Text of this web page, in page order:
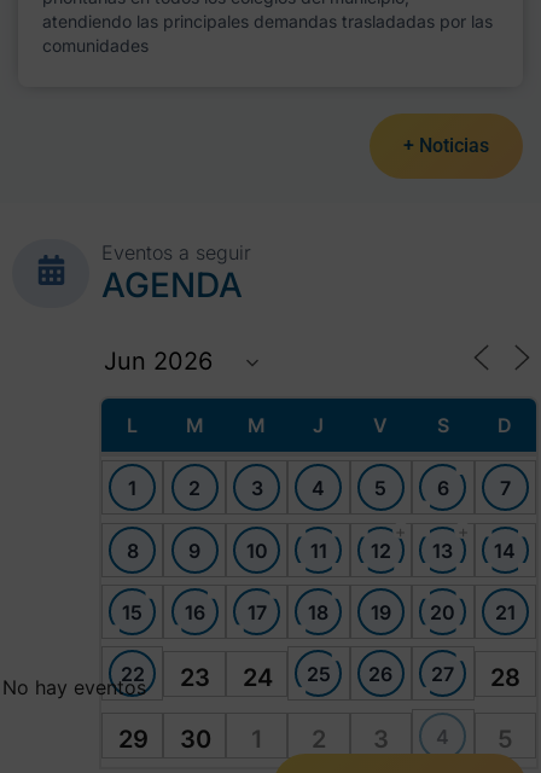
atendiendo las principales demandas trasladadas por las
comunidades
+ Noticias
Eventos a seguir
AGENDA
L M M J V S D
1 2 3 4 5 6 7
8 9 10 11 12
+
13
+
14
15 16 17 18 19 20 21
22 23 24 25 26 27 28
29 30 1 2 3 4 5
No hay eventos